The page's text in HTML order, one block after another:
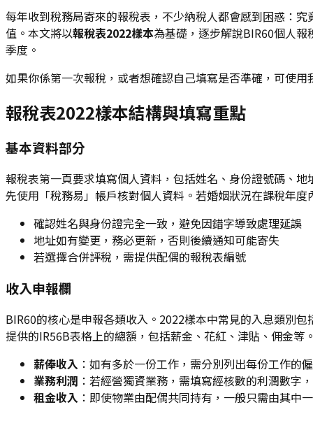
每年收到稅務局寄來的報稅表，不少納稅人都會感到困惑：
值。本文將以報稅表2022樣本為基礎，逐步解說BIR60個人
季度。
如果你係第一次報稅，或者想確認自己填寫是否準確，可使用
報稅表2022樣本結構與填寫重點
基本資料部分
報稅表第一頁要求填寫個人資料，包括姓名、身份證號碼、
先使用「稅務易」帳戶核對個人資料。若婚姻狀況在課稅年
確認姓名與身份證完全一致，避免因錯字導致處理延誤
地址如有變更，務必更新，否則後續通知可能寄失
若選擇合併評稅，需提供配偶的報稅表編號
收入申報欄
BIR60的核心是申報各類收入。2022樣本中常見的入息類別
提供的IR56B表格上的總額，包括薪金、花紅、津貼、佣金
薪俸收入 ：如有多於一份工作，需分別列出每份工作的
業務利潤 ：若經營獨資業務，需填寫經核數的利潤數字
租金收入 ：即使物業由配偶共同持有，一般只需由其中